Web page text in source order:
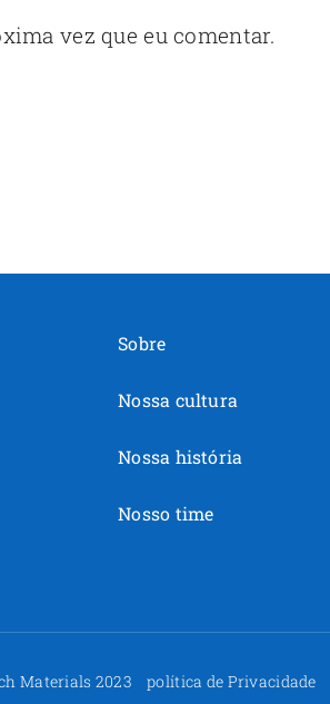
vez que eu comentar.
Sobre
Nossa cultura
Nossa história
Nosso time
Materials 2023política de Privacidade